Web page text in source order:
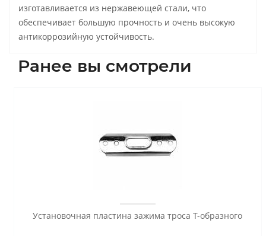
изготавливается из нержавеющей стали, что
обеспечивает большую прочность и очень высокую
антикоррозийную устойчивость.
Ранее вы смотрели
Установочная пластина зажима троса Т-образного